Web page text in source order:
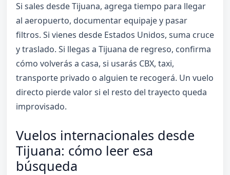
Si sales desde Tijuana, agrega tiempo para llegar
al aeropuerto, documentar equipaje y pasar
filtros. Si vienes desde Estados Unidos, suma cruce
y traslado. Si llegas a Tijuana de regreso, confirma
cómo volverás a casa, si usarás CBX, taxi,
transporte privado o alguien te recogerá. Un vuelo
directo pierde valor si el resto del trayecto queda
improvisado.
Vuelos internacionales desde
Tijuana: cómo leer esa
búsqueda